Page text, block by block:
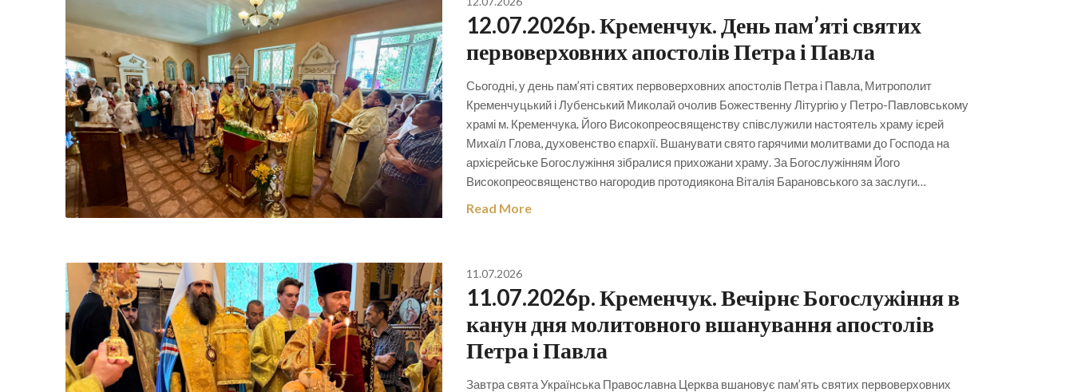
12.07.2026р. Кременчук. День пам’яті святих
первоверховних апостолів Петра і Павла
Сьогодні, у день пам’яті святих первоверховних апостолів Петра і Павла, Митрополит
Кременчуцький і Лубенський Миколай очолив Божественну Літургію у Петро-Павловському
храмі м. Кременчука. Його Високопреосвященству співслужили настоятель храму ієрей
Михаїл Глова, духовенство єпархії. Вшанувати свято гарячими молитвами до Господа на
архієрейське Богослужіння зібралися прихожани храму. За Богослужінням Його
Високопреосвященство нагородив протодиякона Віталія Барановського за заслуги…
Read More
11.07.2026
11.07.2026р. Кременчук. Вечірнє Богослужіння в
канун дня молитовного вшанування апостолів
Петра і Павла
Завтра свята Українська Православна Церква вшановує пам’ять святих первоверховних